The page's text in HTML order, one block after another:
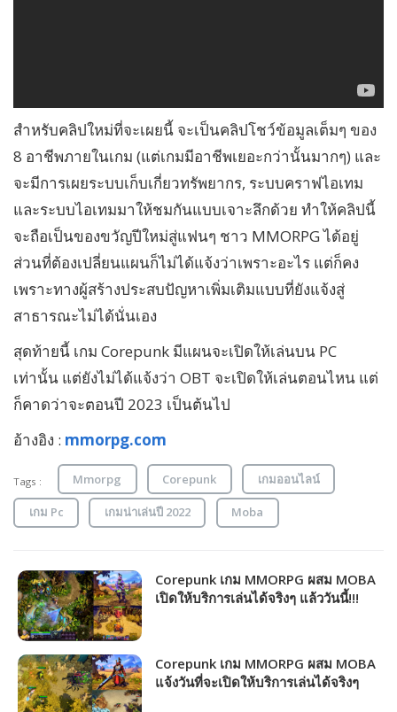
สำหรับคลิปใหม่ที่จะเผยนี้ จะเป็นคลิปโชว์ข้อมูลเต็มๆ ของ
8 อาชีพภายในเกม (แต่เกมมีอาชีพเยอะกว่านั้นมากๆ) และ
จะมีการเผยระบบเก็บเกี่ยวทรัพยากร, ระบบคราฟไอเทม
และระบบไอเทมมาให้ชมกันแบบเจาะลึกด้วย ทำให้คลิปนี้
จะถือเป็นของขวัญปีใหม่สู่แฟนๆ ชาว MMORPG ได้อยู่
ส่วนที่ต้องเปลี่ยนแผนก็ไม่ได้แจ้งว่าเพราะอะไร แต่ก็คง
เพราะทางผู้สร้างประสบปัญหาเพิ่มเติมแบบที่ยังแจ้งสู่
สาธารณะไม่ได้นั่นเอง
สุดท้ายนี้ เกม Corepunk มีแผนจะเปิดให้เล่นบน PC
เท่านั้น แต่ยังไม่ได้แจ้งว่า OBT จะเปิดให้เล่นตอนไหน แต่
ก็คาดว่าจะตอนปี 2023 เป็นต้นไป
อ้างอิง : mmorpg.com
Tags : Mmorpg Corepunk เกมออนไลน์
เกม Pc เกมน่าเล่นปี 2022 Moba
Corepunk เกม MMORPG ผสม MOBA
เปิดให้บริการเล่นได้จริงๆ แล้ววันนี้!!!
Corepunk เกม MMORPG ผสม MOBA
แจ้งวันที่จะเปิดให้บริการเล่นได้จริงๆ